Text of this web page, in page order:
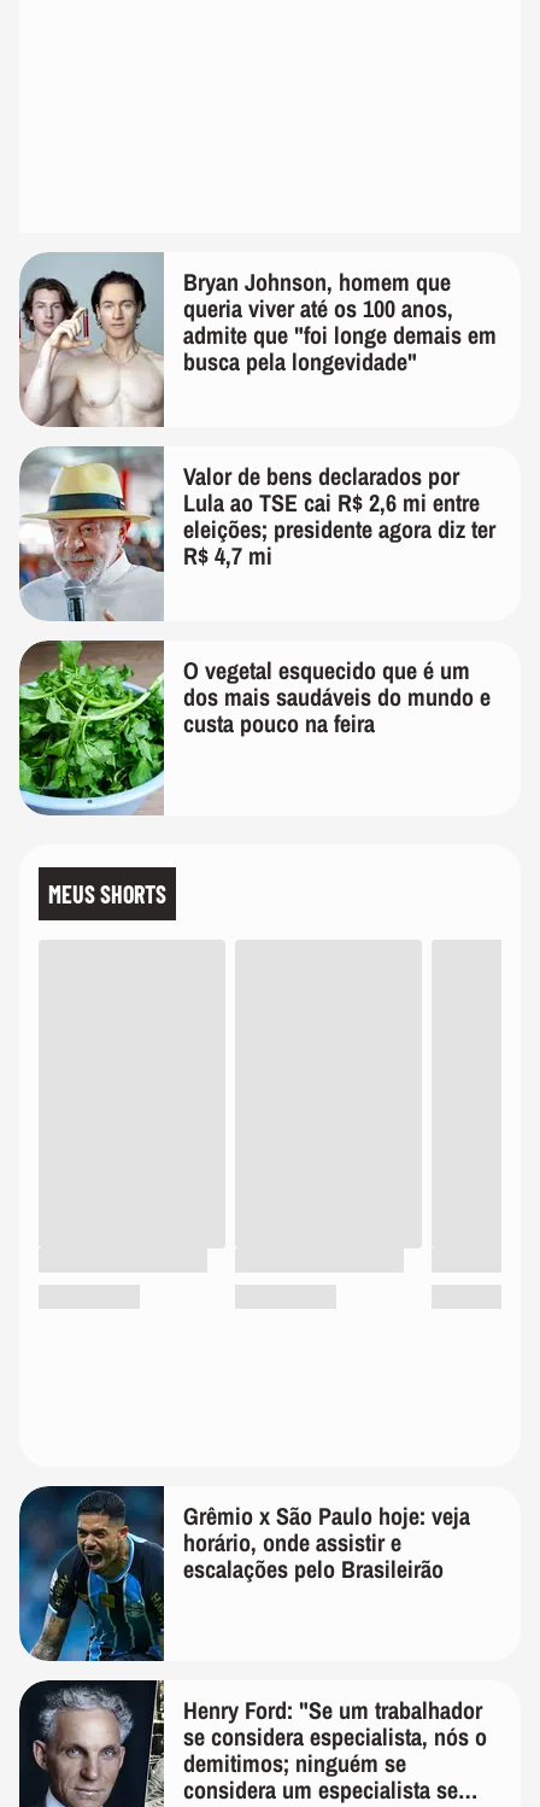
Bryan Johnson, homem que
queria viver até os 100 anos,
admite que "foi longe demais em
busca pela longevidade"
Valor de bens declarados por
Lula ao TSE cai R$ 2,6 mi entre
eleições; presidente agora diz ter
R$ 4,7 mi
O vegetal esquecido que é um
dos mais saudáveis do mundo e
custa pouco na feira
MEUS SHORTS
Grêmio x São Paulo hoje: veja
horário, onde assistir e
escalações pelo Brasileirão
Henry Ford: "Se um trabalhador
se considera especialista, nós o
demitimos; ninguém se
considera um especialista se